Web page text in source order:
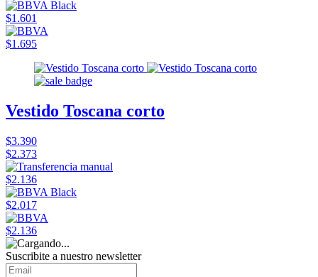
$1.601
$1.695
Vestido Toscana corto
$3.390
$2.373
$2.136
$2.017
$2.136
Suscribite a nuestro newsletter